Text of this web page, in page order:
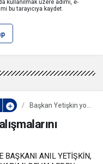
kullanılmak üzere adımı, e-
bu tarayıcıya kaydet.
Başkan Yetişkin yol
yerinde inceledi
BAŞKANI ANIL YETİŞKİN,